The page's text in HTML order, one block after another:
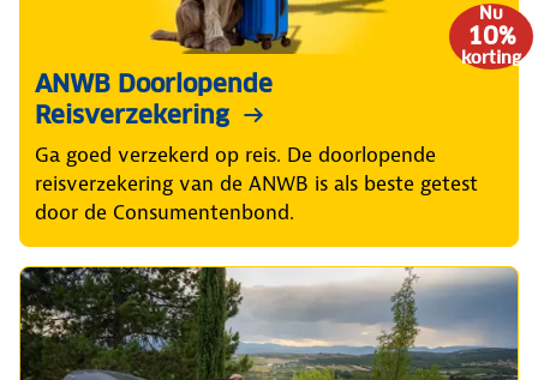
Nu
10%
korting
ANWB Doorlopende
Reisverzekering
Ga goed verzekerd op reis. De doorlopende
reisverzekering van de ANWB is als beste getest
door de Consumentenbond.